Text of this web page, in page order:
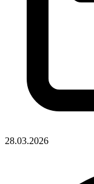
28.03.2026